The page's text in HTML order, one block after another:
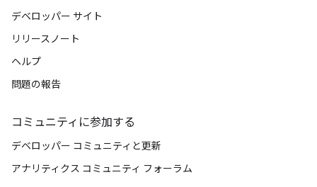
デベロッパー サイト
リリースノート
ヘルプ
問題の報告
コミュニティに参加する
デベロッパー コミュニティと更新
アナリティクス コミュニティ フォーラム